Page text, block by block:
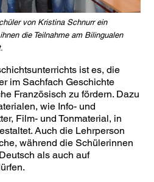
von Kristina Schnurr ein
die Teilnahme am Bilingualen
ist es, die
im Sachfach Geschichte
Französisch zu fördern. Dazu
wie Info- und
Film- und Tonmaterial, in
Auch die Lehrperson
während die Schülerinnen
als auch auf